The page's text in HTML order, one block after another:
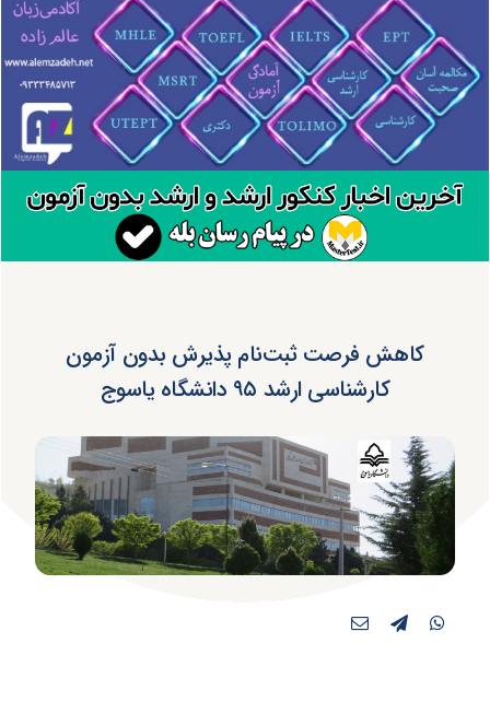
کاهش فرصت ثبت‌نام پذیرش بدون آزمون
کارشناسی ارشد ۹۵ دانشگاه یاسوج